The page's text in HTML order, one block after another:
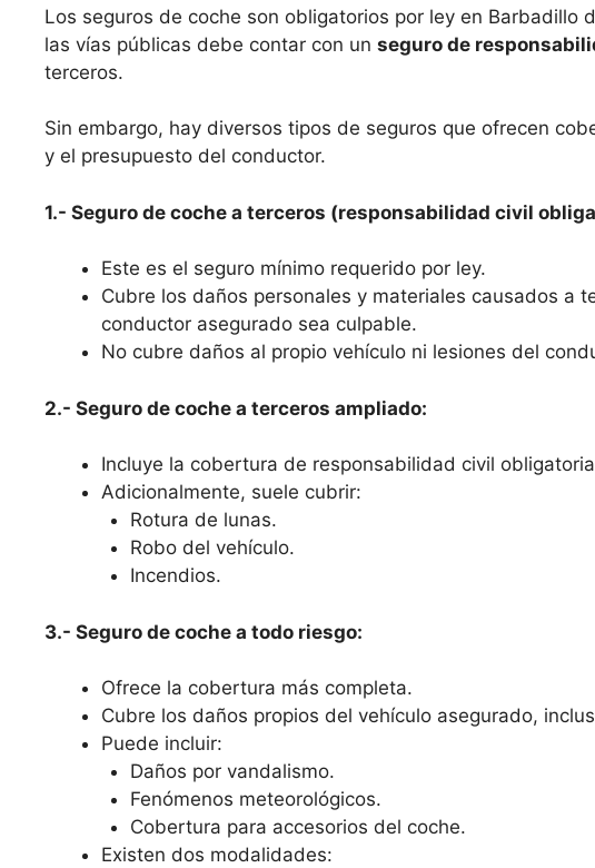
Los seguros de coche son obligatorios por ley en Barbadillo
las vías públicas debe contar con un seguro de
terceros.
Sin embargo, hay diversos tipos de seguros que ofrecen
y el presupuesto del conductor.
1.- Seguro de coche a terceros (responsabilidad civil
Este es el seguro mínimo requerido por ley.
Cubre los daños personales y materiales causados a
conductor asegurado sea culpable.
No cubre daños al propio vehículo ni lesiones del
2.- Seguro de coche a terceros ampliado:
Incluye la cobertura de responsabilidad civil
Adicionalmente, suele cubrir:
Rotura de lunas.
Robo del vehículo.
Incendios.
3.- Seguro de coche a todo riesgo:
Ofrece la cobertura más completa.
Cubre los daños propios del vehículo asegurado,
Puede incluir:
Daños por vandalismo.
Fenómenos meteorológicos.
Cobertura para accesorios del coche.
Existen dos modalidades: